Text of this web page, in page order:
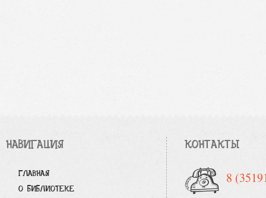
НАВИГАЦИЯ
ГЛАВНАЯ
О БИБЛИОТЕКЕ
КОНТАКТЫ
8